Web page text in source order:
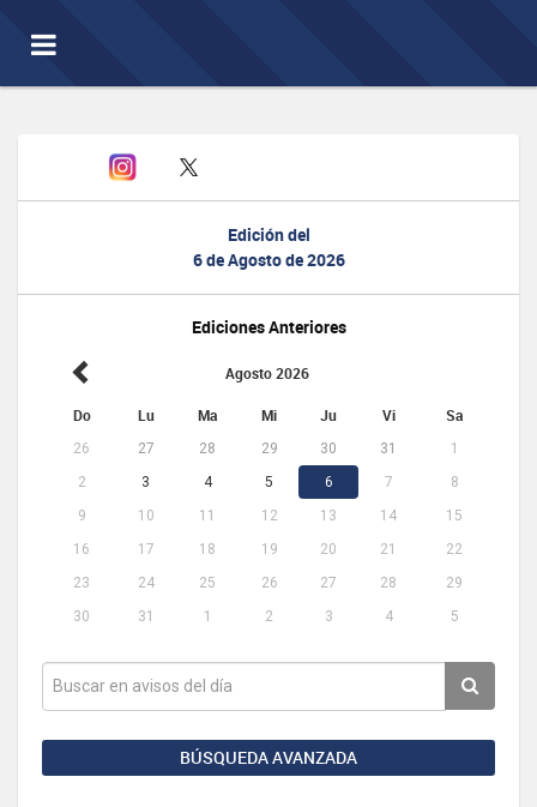
Toggle
navigation
Edición del
6 de Agosto de 2026
Ediciones Anteriores
Agosto 2026
Do Lu Ma Mi Ju Vi Sa
26 27 28 29 30 31
1
2
3 4 5 6 7
8
9
10 11 12 13 14
15
16
17 18 19 20 21
22
23
24 25 26 27 28
29
30
31 1 2 3 4 5
BÚSQUEDA AVANZADA